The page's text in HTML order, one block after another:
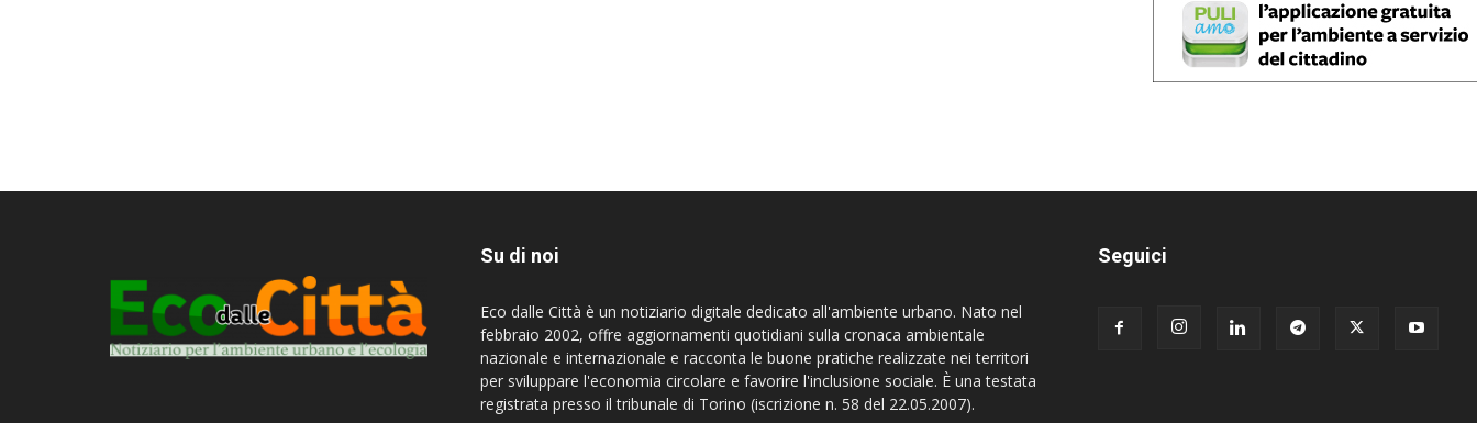
Su di noi
Eco dalle Città è un notiziario digitale dedicato all'ambiente urbano. Nato nel
febbraio 2002, offre aggiornamenti quotidiani sulla cronaca ambientale
nazionale e internazionale e racconta le buone pratiche realizzate nei territori
per sviluppare l'economia circolare e favorire l'inclusione sociale. È una testata
registrata presso il tribunale di Torino (iscrizione n. 58 del 22.05.2007).
Seguici